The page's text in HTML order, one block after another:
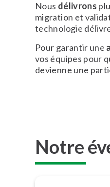
Nous délivrons
migration et
technologie
Pour garantir une
vos équipes pour
devienne une
Notre